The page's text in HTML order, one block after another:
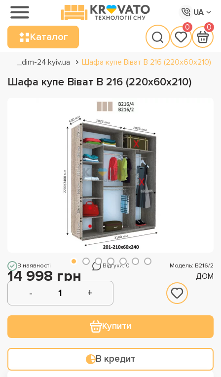
UA
Каталог
0 0
_dim-24.kyiv.ua Шафа купе Віват В 216 (220х60х210)
Шафа купе Віват В 216 (220х60х210)
В наявності Відгуки: 0 Модель: В216/2
14 998 грн ДОМ
Купити
В кредит